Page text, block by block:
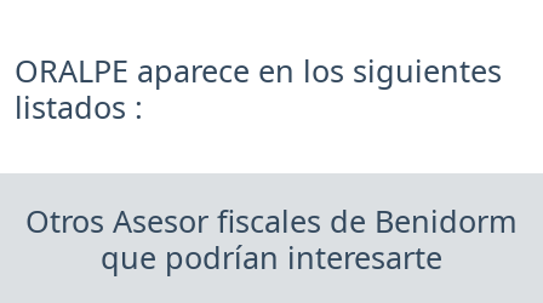
ORALPE aparece en los siguientes
listados :
Otros Asesor fiscales de Benidorm
que podrían interesarte